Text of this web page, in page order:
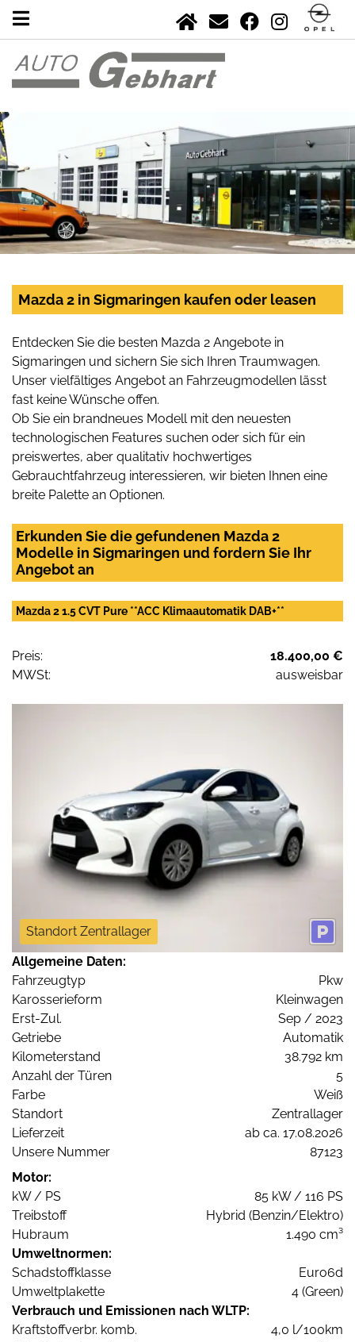
Mazda 2 in Sigmaringen kaufen oder leasen
Entdecken Sie die besten Mazda 2 Angebote in
Sigmaringen und sichern Sie sich Ihren Traumwagen.
Unser vielfältiges Angebot an Fahrzeugmodellen lässt
fast keine Wünsche offen.
Ob Sie ein brandneues Modell mit den neuesten
technologischen Features suchen oder sich für ein
preiswertes, aber qualitativ hochwertiges
Gebrauchtfahrzeug interessieren, wir bieten Ihnen eine
breite Palette an Optionen.
Erkunden Sie die gefundenen Mazda 2
Modelle in Sigmaringen und fordern Sie Ihr
Angebot an
Mazda 2 1.5 CVT Pure **ACC Klimaautomatik DAB+**
Preis:
18.400,00 €
MWSt:
ausweisbar
Standort Zentrallager
Allgemeine Daten:
Fahrzeugtyp
Pkw
Karosserieform
Kleinwagen
Erst-Zul.
Sep / 2023
Getriebe
Automatik
Kilometerstand
38.792 km
Anzahl der Türen
5
Farbe
Weiß
Standort
Zentrallager
Lieferzeit
ab ca. 17.08.2026
Unsere Nummer
87123
Motor:
kW / PS
85 kW / 116 PS
Treibstoff
Hybrid (Benzin/Elektro)
Hubraum
1.490 cm³
Umweltnormen:
Schadstoffklasse
Euro6d
Umweltplakette
4 (Green)
Verbrauch und Emissionen nach WLTP:
Kraftstoffverbr. komb.
4,0 l/100km